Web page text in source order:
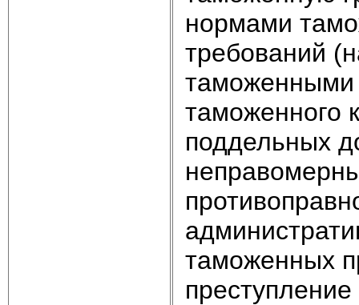
нормами
требований
таможенными
таможенного
поддельных
таможенных